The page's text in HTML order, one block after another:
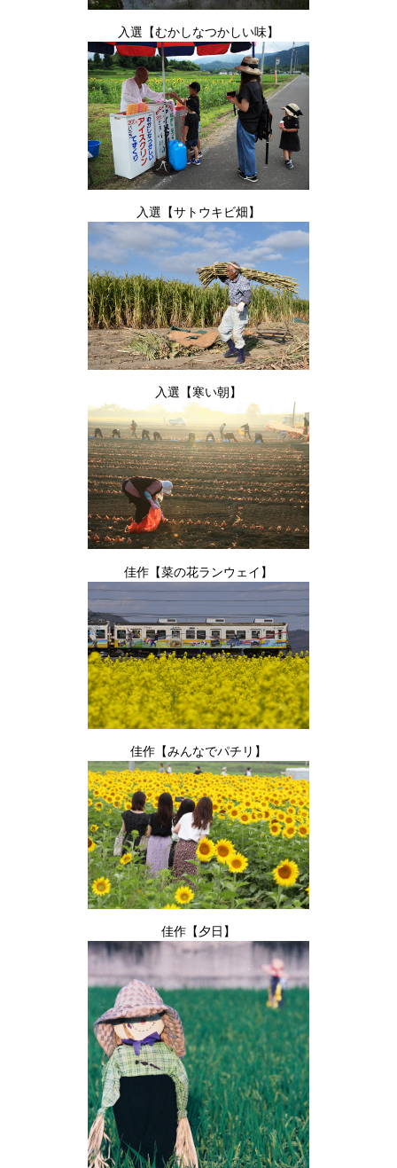
入選【むかしなつかしい味】
入選【サトウキビ畑】
入選【寒い朝】
佳作【菜の花ランウェイ】
佳作【みんなでパチリ】
佳作【夕日】